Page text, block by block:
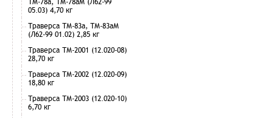
05.03) 4,70 кг
Траверса ТМ-83а, ТМ-83аМ
(Л62-99 01.02) 2,85 кг
Траверса ТМ-2001 (12.020-08)
28,70 кг
Траверса ТМ-2002 (12.020-09)
18,80 кг
Траверса ТМ-2003 (12.020-10)
6,70 кг